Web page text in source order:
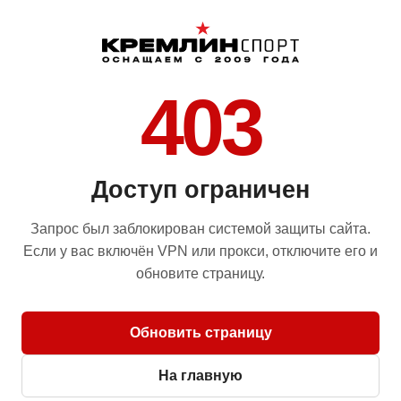
403
Доступ ограничен
Запрос был заблокирован системой защиты сайта.
Если у вас включён VPN или прокси, отключите его и
обновите страницу.
Обновить страницу
На главную